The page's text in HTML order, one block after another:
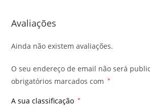
Avaliações
Ainda não existem avaliações.
O seu endereço de email não será
obrigatórios marcados com
*
A sua classificação *